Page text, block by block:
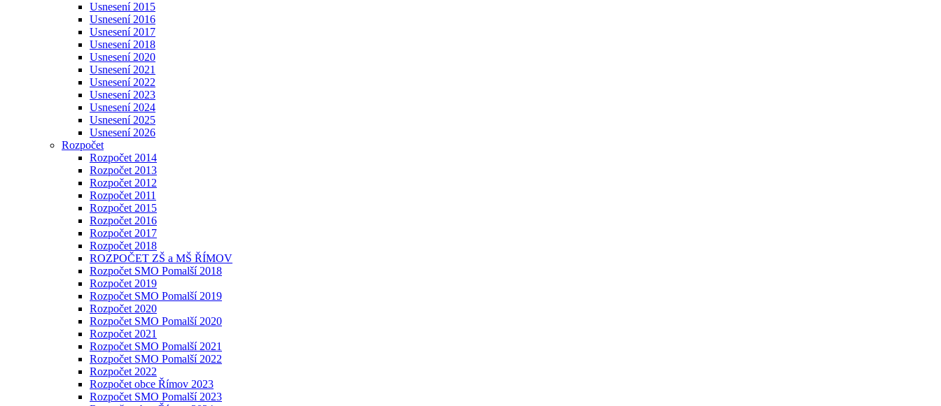
Usnesení 2015
Usnesení 2016
Usnesení 2017
Usnesení 2018
Usnesení 2020
Usnesení 2021
Usnesení 2022
Usnesení 2023
Usnesení 2024
Usnesení 2025
Usnesení 2026
Rozpočet
Rozpočet 2014
Rozpočet 2013
Rozpočet 2012
Rozpočet 2011
Rozpočet 2015
Rozpočet 2016
Rozpočet 2017
Rozpočet 2018
ROZPOČET ZŠ a MŠ ŘÍMOV
Rozpočet SMO Pomalší 2018
Rozpočet 2019
Rozpočet SMO Pomalší 2019
Rozpočet 2020
Rozpočet SMO Pomalší 2020
Rozpočet 2021
Rozpočet SMO Pomalší 2021
Rozpočet SMO Pomalší 2022
Rozpočet 2022
Rozpočet obce Římov 2023
Rozpočet SMO Pomalší 2023